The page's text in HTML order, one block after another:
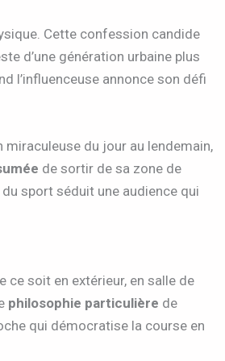
Cette confession candide
d’une génération urbaine plus
l’influenceuse annonce son défi
du jour au lendemain,
de sortir de sa zone de
sport séduit une audience qui
ce soit en extérieur, en salle de
philosophie particulière de
qui démocratise la course en